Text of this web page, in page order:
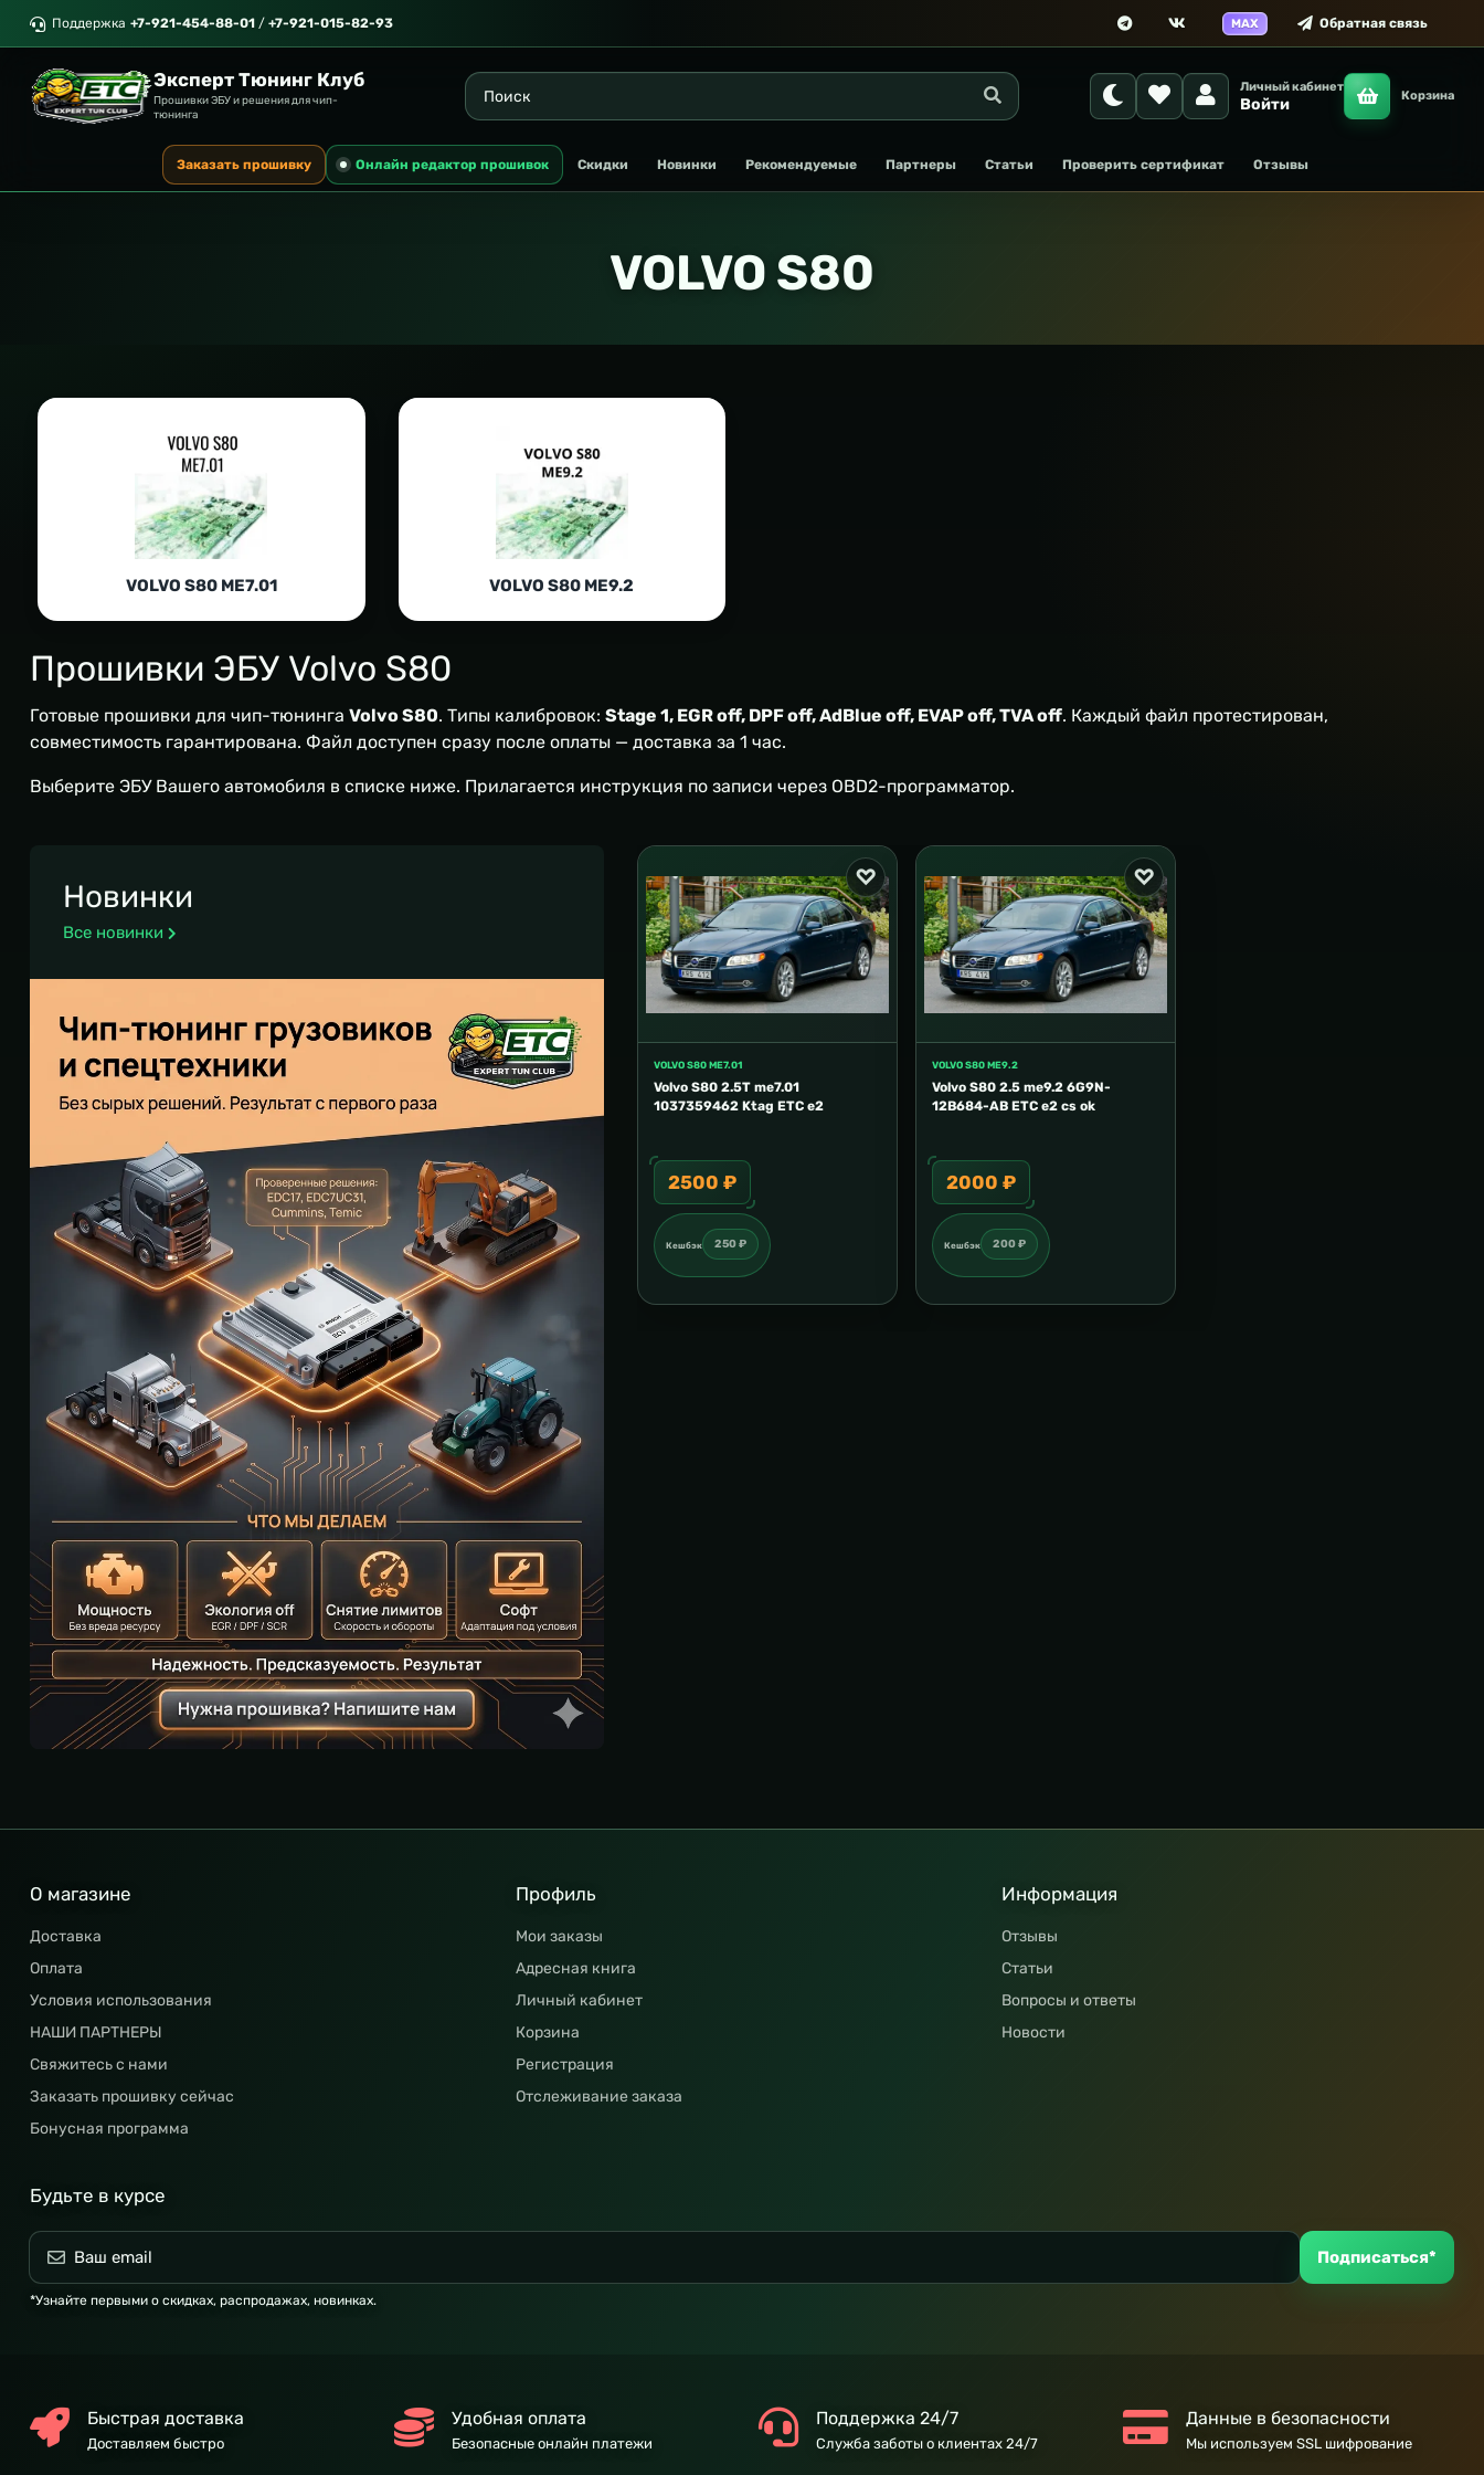
Поддержка +7-921-454-88-01 / +7-921-015-82-93 MAX Обратная связь
Эксперт Тюнинг Клуб
Прошивки ЭБУ и решения для чип-
тюнинга
Личный кабинет
Войти Корзина
Заказать прошивку Онлайн редактор прошивок Скидки Новинки Рекомендуемые Партнеры Статьи Проверить сертификат Отзывы
VOLVO S80
VOLVO S80 ME7.01 VOLVO S80 ME9.2
Прошивки ЭБУ Volvo S80
Готовые прошивки для чип-тюнинга Volvo S80. Типы калибровок: Stage 1, EGR off, DPF off, AdBlue off, EVAP off, TVA off. Каждый файл протестирован,
совместимость гарантирована. Файл доступен сразу после оплаты — доставка за 1 час.
Выберите ЭБУ Вашего автомобиля в списке ниже. Прилагается инструкция по записи через OBD2-программатор.
Новинки
Все новинки
VOLVO S80 ME7.01
Volvo S80 2.5T me7.01
1037359462 Ktag ETC e2
2500 ₽
Кешбэк 250 ₽
VOLVO S80 ME9.2
Volvo S80 2.5 me9.2 6G9N-
12B684-AB ETC e2 cs ok
2000 ₽
Кешбэк 200 ₽
О магазине
Доставка
Оплата
Условия использования
НАШИ ПАРТНЕРЫ
Свяжитесь с нами
Заказать прошивку сейчас
Бонусная программа
Профиль
Мои заказы
Адресная книга
Личный кабинет
Корзина
Регистрация
Отслеживание заказа
Информация
Отзывы
Статьи
Вопросы и ответы
Новости
Будьте в курсе
Подписаться*
*Узнайте первыми о скидках, распродажах, новинках.
Быстрая доставка
Доставляем быстро
Удобная оплата
Безопасные онлайн платежи
Поддержка 24/7
Служба заботы о клиентах 24/7
Данные в безопасности
Мы используем SSL шифрование